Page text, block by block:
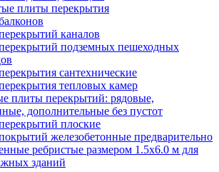
плиты перекрытия
каналов
подземных пешеходных
сантехнические
тепловых камер
плиты перекрытий: рядовые,
дополнительные без пустот
плоские
железобетонные предварительно
ребристые размером 1.5х6.0 м для
зданий